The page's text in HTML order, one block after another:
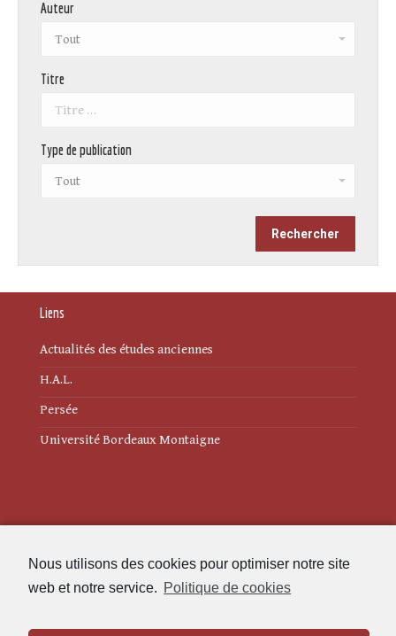
Nous utilisons des cookies pour optimiser notre site
web et notre service. Politique de cookies
Auteur
Titre
Type de publication
Liens
Actualités des études anciennes
H.A.L.
Persée
Université Bordeaux Montaigne
Politique de cookies (UE)